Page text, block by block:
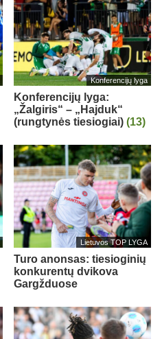
Konferencijų lyga
Konferencijų lyga:
„Žalgiris“ – „Hajduk“
(rungtynės tiesiogiai) (13)
Lietuvos TOP LYGA
Turo anonsas: tiesioginių
konkurentų dvikova
Gargžduose